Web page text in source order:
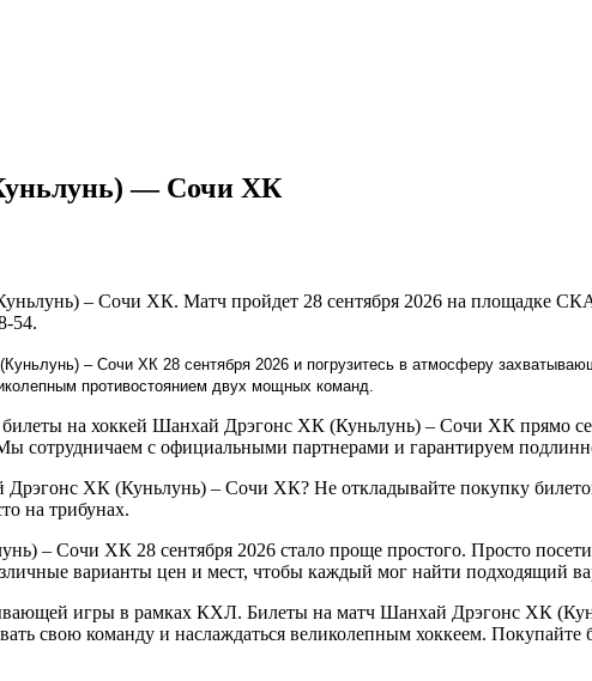
— Сочи ХК
– Сочи ХК. Матч пройдет 28 сентября 2026 на площадке
54.
– Сочи ХК 28 сентября 2026 и погрузитесь в атмосферу
противостоянием двух мощных команд.
на хоккей Шанхай Дрэгонс ХК (Куньлунь) – Сочи ХК прямо
сотрудничаем с официальными партнерами и гарантируем
Дрэгонс ХК (Куньлунь) – Сочи ХК? Не откладывайте покупку
на трибунах.
– Сочи ХК 28 сентября 2026 стало проще простого. Просто
варианты цен и мест, чтобы каждый мог найти подходящий
игры в рамках КХЛ. Билеты на матч Шанхай Дрэгонс ХК
свою команду и наслаждаться великолепным хоккеем.